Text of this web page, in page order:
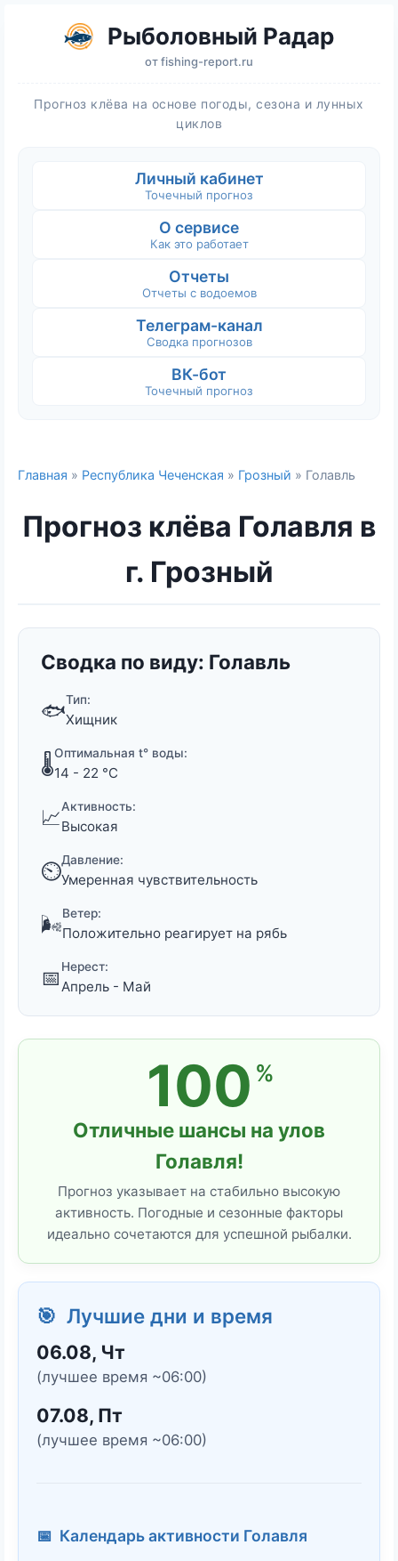
Рыболовный Радар
отfishing-report.ru
Прогноз клёва на основе погоды, сезона и лунных
циклов
Личный кабинет
Точечный прогноз
О сервисе
Как это работает
Отчеты
Отчеты с водоемов
Телеграм-канал
Сводка прогнозов
ВК-бот
Точечный прогноз
Главная » Республика Чеченская » Грозный » Голавль
Прогноз клёва Голавля в
г. Грозный
Сводка по виду: Голавль
🐟Тип:
Хищник
🌡️Оптимальная t° воды:
14 - 22 °C
📈Активность:
Высокая
⏲️Давление:
Умеренная чувствительность
🌬️Ветер:
Положительно реагирует на рябь
📅 Нерест:
Апрель - Май
100 %
Отличные шансы на улов
Голавля!
Прогноз указывает на стабильно высокую
активность. Погодные и сезонные факторы
идеально сочетаются для успешной рыбалки.
🎯 Лучшие дни и время
06.08, Чт
(лучшее время ~06:00)
07.08, Пт
(лучшее время ~06:00)
📅 Календарь активности Голавля